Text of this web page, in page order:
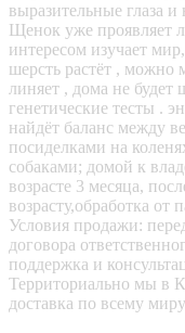
выразительные глаза и
Щенок уже проявляет
интересом изучает
шерсть растёт , можно
линяет , дома не
генетические тесты .
найдёт баланс между
посиделками на
собаками; домой к
возрасте 3 месяца,
возрасту,обработка от
Условия продажи:
договора
поддержка и
Территориально мы в
доставка по всему